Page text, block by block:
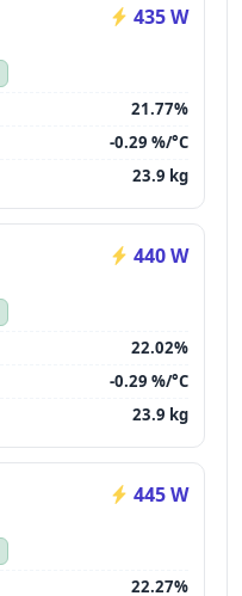
435 W
21.77%
-0.29 %/°C
23.9 kg
440 W
22.02%
-0.29 %/°C
23.9 kg
445 W
22.27%